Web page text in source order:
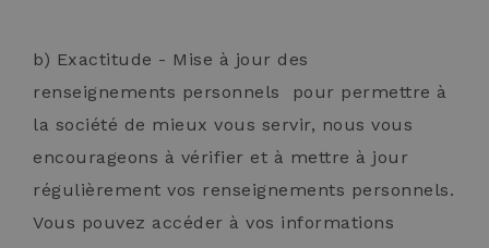
b) Exactitude - Mise à jour des
renseignements personnels pour permettre à
la société de mieux vous servir, nous vous
encourageons à vérifier et à mettre à jour
régulièrement vos renseignements personnels.
Vous pouvez accéder à vos informations